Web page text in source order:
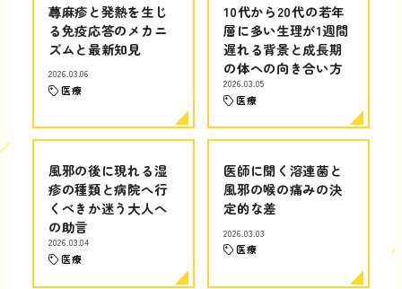
蕁麻疹と発熱を生じ
る免疫応答のメカニ
ズムと最新知見
2026.03.06
医療
10代から20代の若年
層に多い生理が1週間
遅れる背景と成長期
の体への向き合い方
2026.03.05
医療
風邪の後に現れる湿
疹の種類と病院へ行
くべきか迷う大人へ
の助言
2026.03.04
医療
医師に聞く溶連菌と
風邪の喉の痛みの決
定的な差
2026.03.03
医療